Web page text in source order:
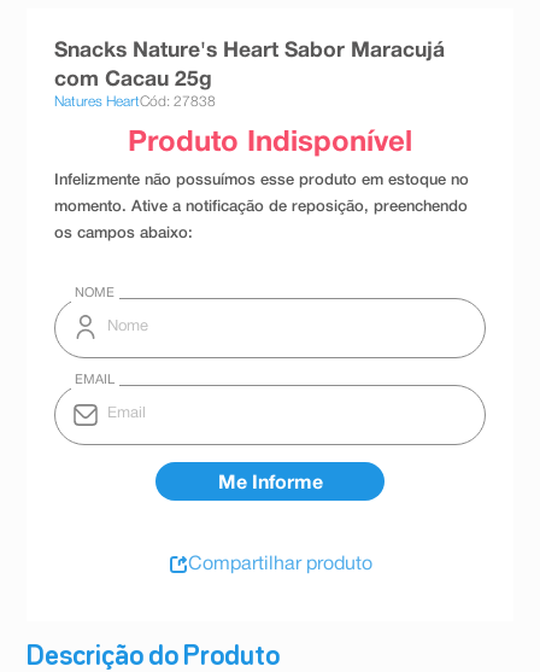
Descrição do Produto
Snacks Nature's Heart Sabor Maracujá
com Cacau 25g
Natures HeartCód: 27838
Compartilhar produto
teste gravidez
10ºesmalte